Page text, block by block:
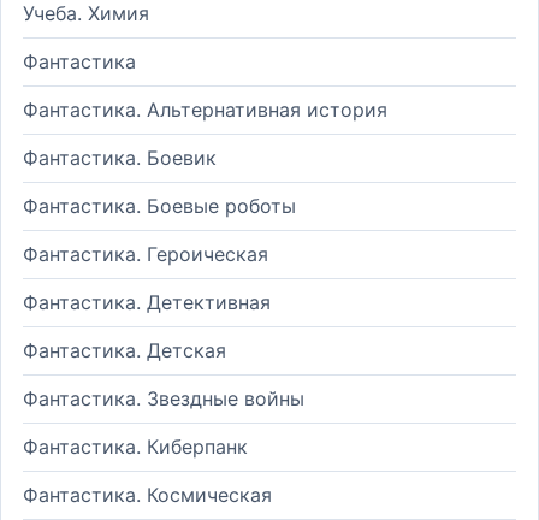
Учеба. Химия
Фантастика
Фантастика. Альтернативная история
Фантастика. Боевик
Фантастика. Боевые роботы
Фантастика. Героическая
Фантастика. Детективная
Фантастика. Детская
Фантастика. Звездные войны
Фантастика. Киберпанк
Фантастика. Космическая